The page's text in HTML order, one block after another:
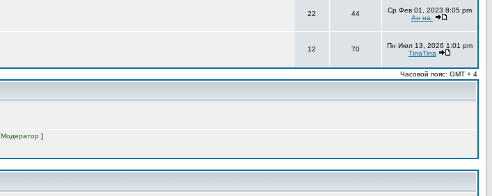
22 44
Ср Фев 01, 2023 8:05 pm
Ан на.
12 70
Пн Июл 13, 2026 1:01 pm
TinaTina
Часовой пояс: GMT + 4
Модератор ]